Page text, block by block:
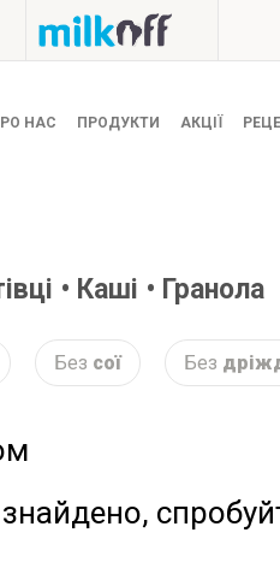
НАС ПРОДУКТИ АКЦІЇ
• Каші • Гранола
Без сої Без
знайдено,